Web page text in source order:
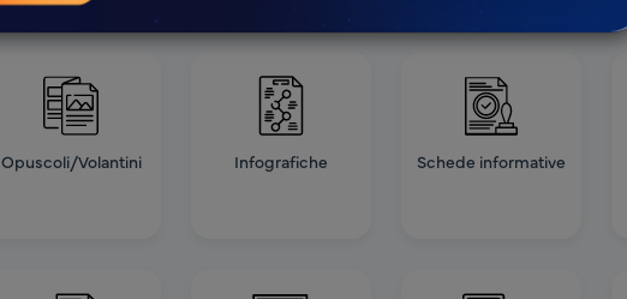
Opuscoli/Volantini Infografiche Schede informative